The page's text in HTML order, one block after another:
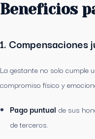
Beneficios
1. Compensaciones
La gestante no solo cumple
compromiso físico y
Pago puntual de sus
de terceros.